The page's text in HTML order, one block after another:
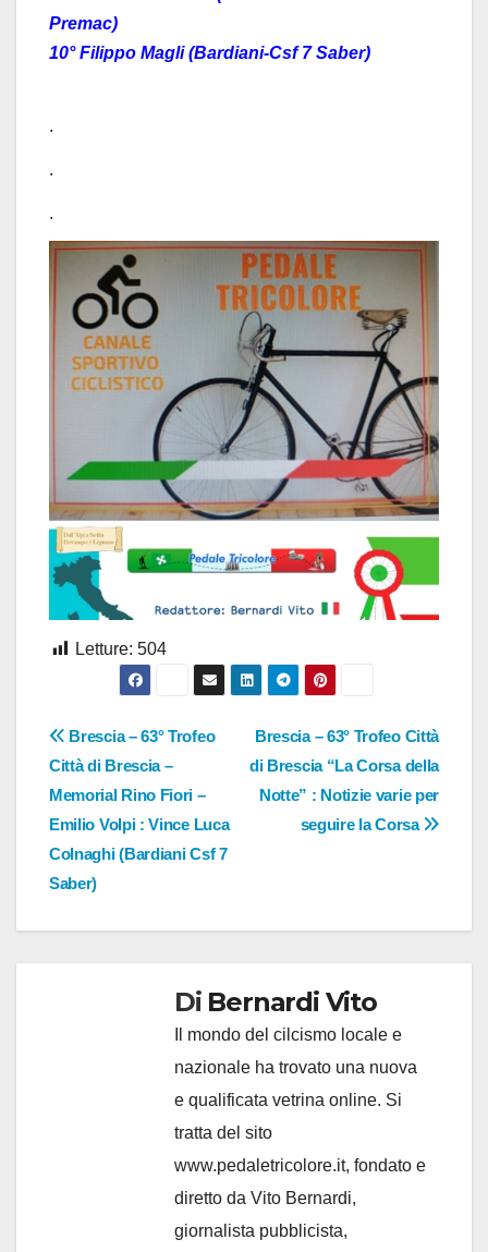
Premac)
10° Filippo Magli (Bardiani-Csf 7 Saber)
.
.
.
Letture: 504
Navigazione
articoli
Brescia – 63° Trofeo Città
di Brescia “La Corsa della
Notte” : Notizie varie per
seguire la Corsa
Brescia – 63° Trofeo
Città di Brescia –
Memorial Rino Fiori –
Emilio Volpi : Vince Luca
Colnaghi (Bardiani Csf 7
Saber)
Di Bernardi Vito
Il mondo del cilcismo locale e
nazionale ha trovato una nuova
e qualificata vetrina online. Si
tratta del sito
www.pedaletricolore.it, fondato e
diretto da Vito Bernardi,
giornalista pubblicista,